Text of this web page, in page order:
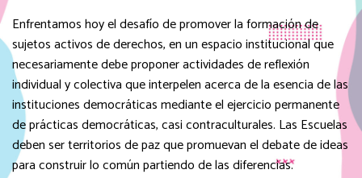
Enfrentamos hoy el desafío de promover la formación de
sujetos activos de derechos, en un espacio institucional que
necesariamente debe proponer actividades de reflexión
individual y colectiva que interpelen acerca de la esencia de las
instituciones democráticas mediante el ejercicio permanente
de prácticas democráticas, casi contraculturales. Las Escuelas
deben ser territorios de paz que promuevan el debate de ideas
para construir lo común partiendo de las diferencias.